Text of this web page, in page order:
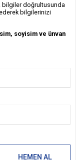
doğrultusunda
ederek bilgilerinizi
soyisim ve ünvan